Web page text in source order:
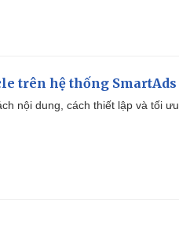
trên hệ thống SmartAds
nội dung, cách thiết lập và tối ưu.